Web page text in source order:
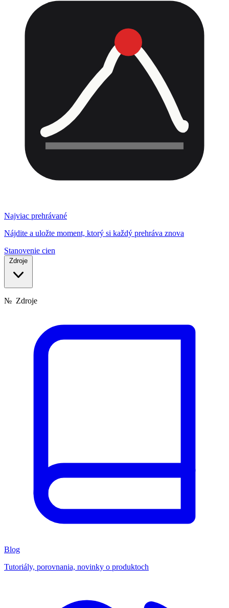
Najviac prehrávané
Nájdite a uložte moment, ktorý si každý prehráva znova
Stanovenie cien
Zdroje
№ Zdroje
Blog
Tutoriály, porovnania, novinky o produktoch